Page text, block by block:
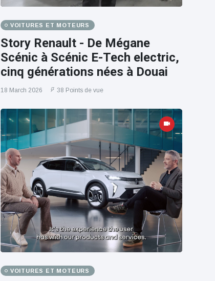
VOITURES ET MOTEURS
Story Renault - De Mégane
Scénic à Scénic E-Tech electric,
cinq générations nées à Douai
18 March 2026 38 Points de vue
VOITURES ET MOTEURS